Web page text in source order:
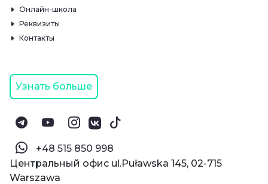
Онлайн-школа
Реквизиты
Контакты
Узнать больше
‪+48 515 850 998‬
Центральный офис ul.Puławska 145, 02-715
Warszawa